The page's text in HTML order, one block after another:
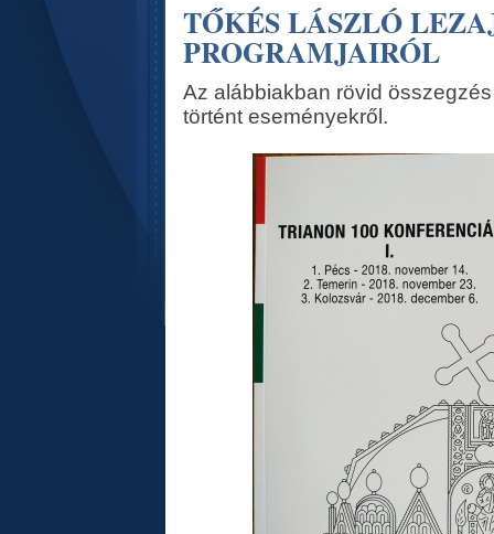
TŐKÉS LÁSZLÓ
PROGRAMJAIRÓL
Az alábbiakban rövid
történt eseményekről.